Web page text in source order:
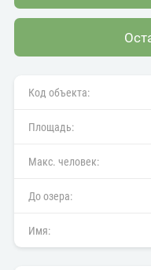
Код объекта:
Площадь:
Макс. человек:
До озера:
Имя: